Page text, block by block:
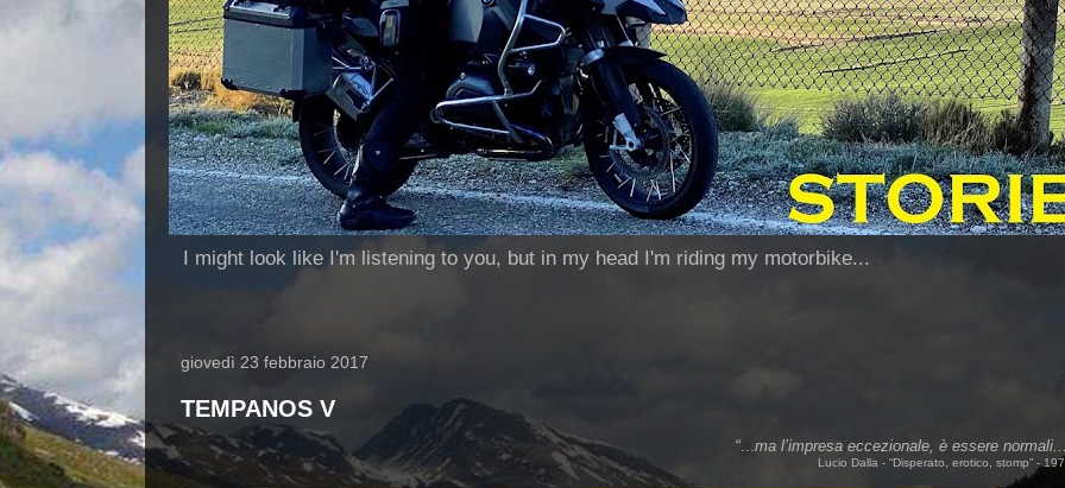
I might look like I'm listening to you, but in my head I'm riding my motorbike...
giovedì 23 febbraio 2017
TEMPANOS V
“...ma l’impresa eccezionale, è essere
Lucio Dalla - “Disperato, erotico, stomp” -